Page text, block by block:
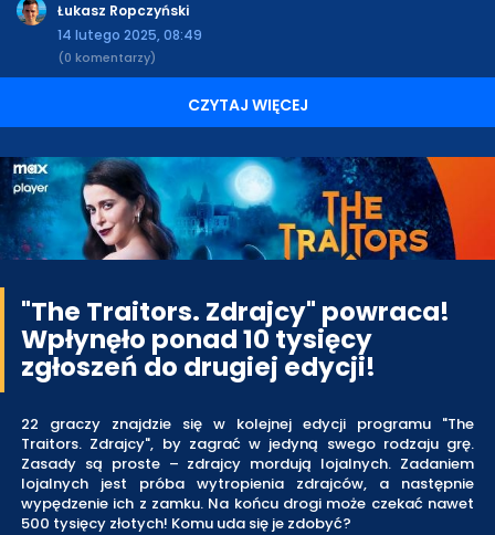
Łukasz Ropczyński
14 lutego 2025, 08:49
(0 komentarzy)
CZYTAJ WIĘCEJ
"The Traitors. Zdrajcy" powraca!
Wpłynęło ponad 10 tysięcy
zgłoszeń do drugiej edycji!
22 graczy znajdzie się w kolejnej edycji programu "The
Traitors. Zdrajcy", by zagrać w jedyną swego rodzaju grę.
Zasady są proste – zdrajcy mordują lojalnych. Zadaniem
lojalnych jest próba wytropienia zdrajców, a następnie
wypędzenie ich z zamku. Na końcu drogi może czekać nawet
500 tysięcy złotych! Komu uda się je zdobyć?